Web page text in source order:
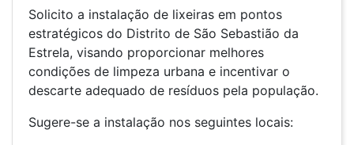
Solicito a instalação de lixeiras em pontos
estratégicos do Distrito de São Sebastião da
Estrela, visando proporcionar melhores
condições de limpeza urbana e incentivar o
descarte adequado de resíduos pela população.
Sugere-se a instalação nos seguintes locais: